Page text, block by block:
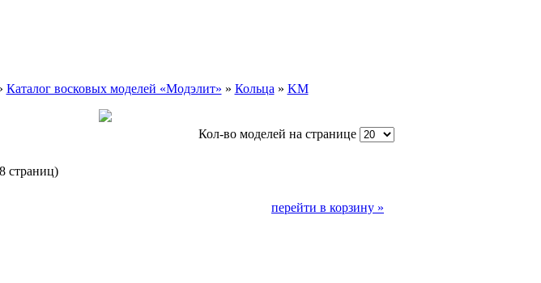
Каталог восковых моделей «Модэлит» » Кольца » KМ
Кол-во моделей на странице
страниц)
перейти в корзину »